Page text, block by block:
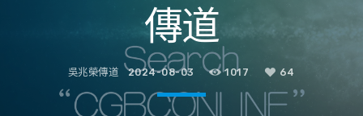
傳道
吳兆榮傳道 2024-08-03 1017 64